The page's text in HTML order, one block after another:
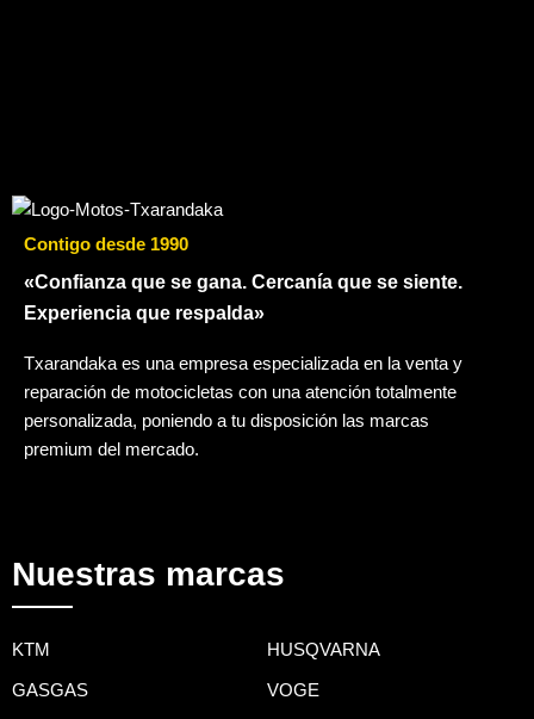
Contigo desde 1990
«Confianza que se gana. Cercanía que se siente.
Experiencia que respalda»
Txarandaka es una empresa especializada en la venta y
reparación de motocicletas con una atención totalmente
personalizada, poniendo a tu disposición las marcas
premium del mercado.
Nuestras marcas
KTM HUSQVARNA
GASGAS VOGE